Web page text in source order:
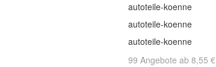
autoteile-koenne
autoteile-koenne
autoteile-koenne
99 Angebote ab 8,55 €